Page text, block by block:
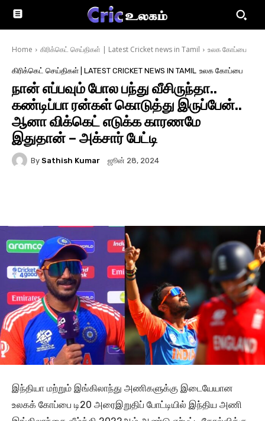
Home கிரிக்கெட் செய்திகள் | Latest Cricket news in Tamil உலக கோப்பை
கிரிக்கெட் செய்திகள் | LATEST CRICKET NEWS IN TAMIL உலக கோப்பை
நான் எப்பவும் போல பந்து வீசிருந்தா..
கண்டிப்பா ரன்கள் கொடுத்து இருப்பேன்..
ஆனா விக்கெட் எடுக்க காரணமே
இதுதான் – அக்சார் பேட்டி
By Sathish Kumar ஜூன் 28, 2024
இந்தியா மற்றும் இங்கிலாந்து அணிகளுக்கு இடையேயான
உலகக் கோப்பை டி20 அரைஇறுதிப் போட்டியில் இந்திய அணி